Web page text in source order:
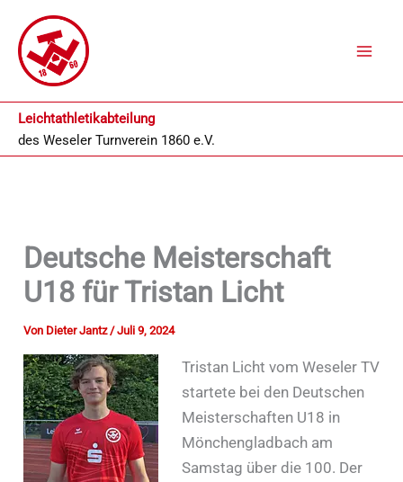
Inhalt
springen
Leichtathletikabteilung
des Weseler Turnverein 1860 e.V.
Deutsche Meisterschaft
U18 für Tristan Licht
Von Dieter Jantz /Juli 9, 2024
Tristan Licht vom Weseler TV
startete bei den Deutschen
Meisterschaften U18 in
Mönchengladbach am
Samstag über die 100. Der